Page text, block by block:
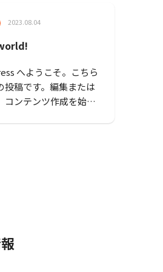
2023.08.04
へようこそ。こちら
投稿です。編集または
コンテンツ作成を始め